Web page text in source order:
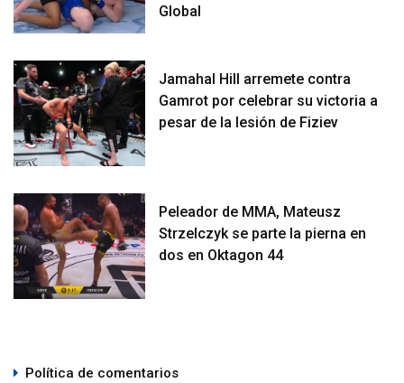
Global
Jamahal Hill arremete contra
Gamrot por celebrar su victoria a
pesar de la lesión de Fiziev
Peleador de MMA, Mateusz
Strzelczyk se parte la pierna en
dos en Oktagon 44
Política de comentarios